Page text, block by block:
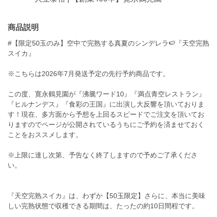
商品説明
#【限定50玉のみ】空中で完熟する真夏のシンデレラ🍉『天空完熟
スイカ』
※こちらは2026年7月発送予定の先行予約商品です。
この度、寛永鶴見園が『沸騰ワード10』『満点青空レストラン』
『ヒルナンデス』『食彩の王国』に出演し大反響を頂いておりま
す！現在、多方面から予想を上回るスピードでご注文を頂いてお
りますのでページが公開されているうちにご予約を済ませておく
ことをおススメします。
※上限に達し次第、予告なく終了しますので予めご了承くださ
い。
『天空完熟スイカ』は、わずか【50玉限定】さらに、本当に美味
しい完熟状態で収穫できる期間は、たったの約10日間程です。